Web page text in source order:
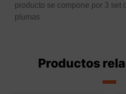
producto se compone por 3 set
plumas
Productos